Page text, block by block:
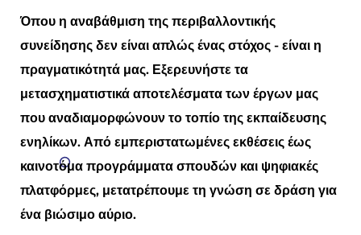
Όπου η αναβάθμιση της περιβαλλοντικής
συνείδησης δεν είναι απλώς ένας στόχος - είναι η
πραγματικότητά μας. Εξερευνήστε τα
μετασχηματιστικά αποτελέσματα των έργων μας
που αναδιαμορφώνουν το τοπίο της εκπαίδευσης
ενηλίκων. Από εμπεριστατωμένες εκθέσεις έως
καινοτόμα προγράμματα σπουδών και ψηφιακές
πλατφόρμες, μετατρέπουμε τη γνώση σε δράση για
ένα βιώσιμο αύριο.